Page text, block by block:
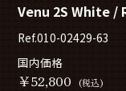
Venu 2S White /
Ref.010-02429-63
国内価格
￥52,800 (税込)